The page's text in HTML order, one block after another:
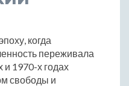
когда
переживала
и 1970-х годах
свободы и